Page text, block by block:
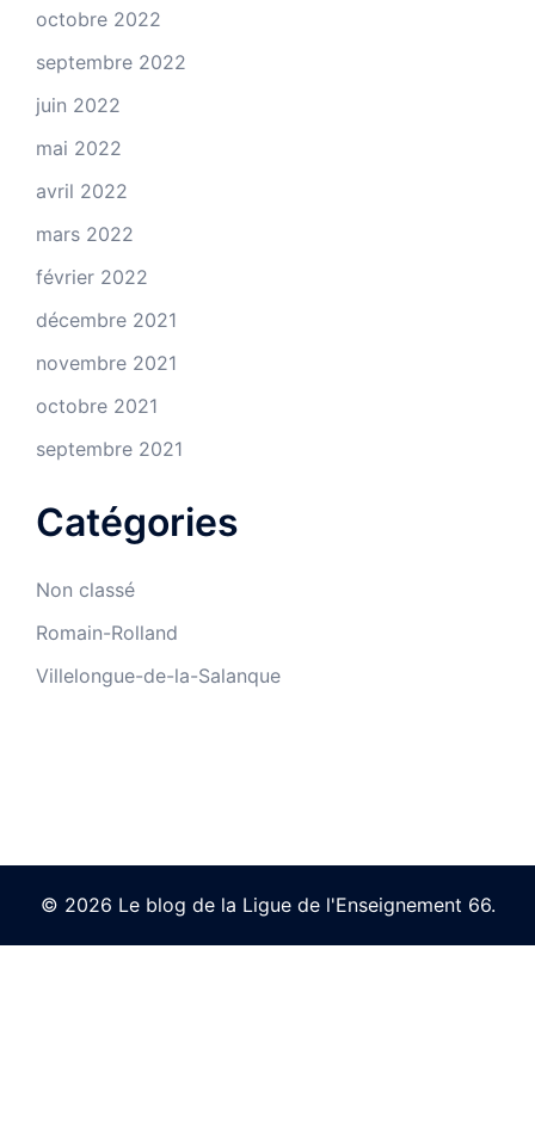
octobre 2022
septembre 2022
juin 2022
mai 2022
avril 2022
mars 2022
février 2022
décembre 2021
novembre 2021
octobre 2021
septembre 2021
Catégories
Non classé
Romain-Rolland
Villelongue-de-la-Salanque
© 2026 Le blog de la Ligue de l'Enseignement 66.